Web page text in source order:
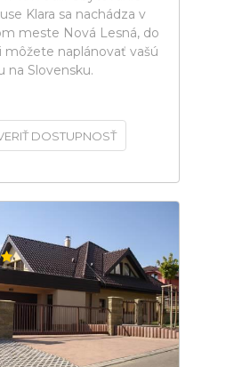
Klara sa nachádza v
meste Nová Lesná, do
môžete naplánovať vašú
na Slovensku.
DOSTUPNOSŤ